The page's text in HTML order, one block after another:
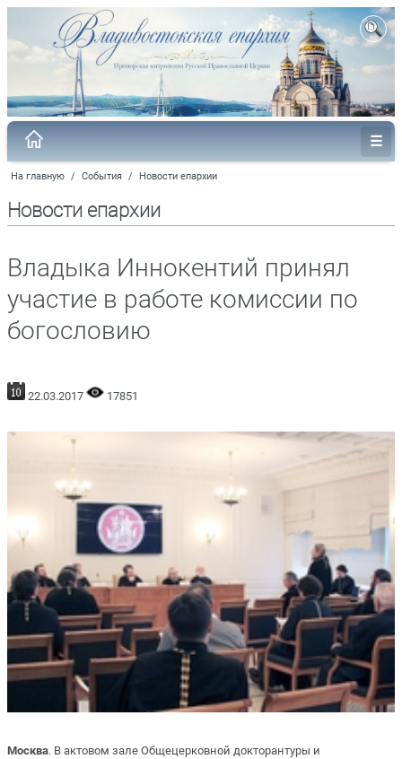
На главную / События / Новости епархии
Новости епархии
Владыка Иннокентий принял
участие в работе комиссии по
богословию
22.03.2017 17851
Москва. В актовом зале Общецерковной докторантуры и